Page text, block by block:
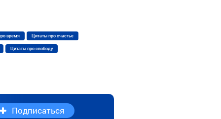
время Цитаты про счастье
Цитаты про свободу
Подписаться